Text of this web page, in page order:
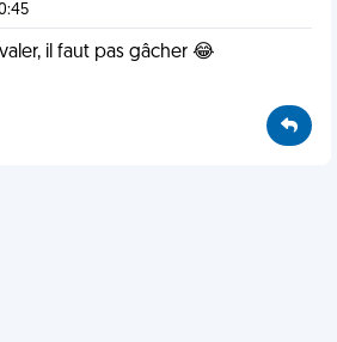
il faut pas gâcher 😂